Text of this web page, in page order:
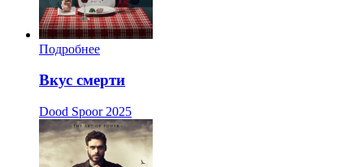
Подробнее
Вкус смерти
Dood Spoor 2025